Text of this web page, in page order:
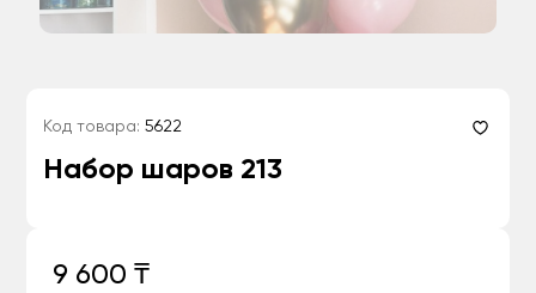
Код товара: 5622
Набор шаров 213
9 600 ₸